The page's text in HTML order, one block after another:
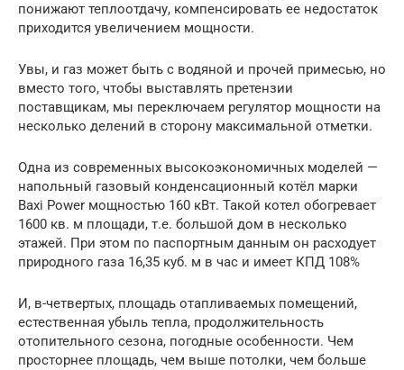
понижают теплоотдачу, компенсировать ее недостаток
приходится увеличением мощности.
Увы, и газ может быть с водяной и прочей примесью, но
вместо того, чтобы выставлять претензии
поставщикам, мы переключаем регулятор мощности на
несколько делений в сторону максимальной отметки.
Одна из современных высокоэкономичных моделей —
напольный газовый конденсационный котёл марки
Baxi Power мощностью 160 кВт. Такой котел обогревает
1600 кв. м площади, т.е. большой дом в несколько
этажей. При этом по паспортным данным он расходует
природного газа 16,35 куб. м в час и имеет КПД 108%
И, в-четвертых, площадь отапливаемых помещений,
естественная убыль тепла, продолжительность
отопительного сезона, погодные особенности. Чем
просторнее площадь, чем выше потолки, чем больше